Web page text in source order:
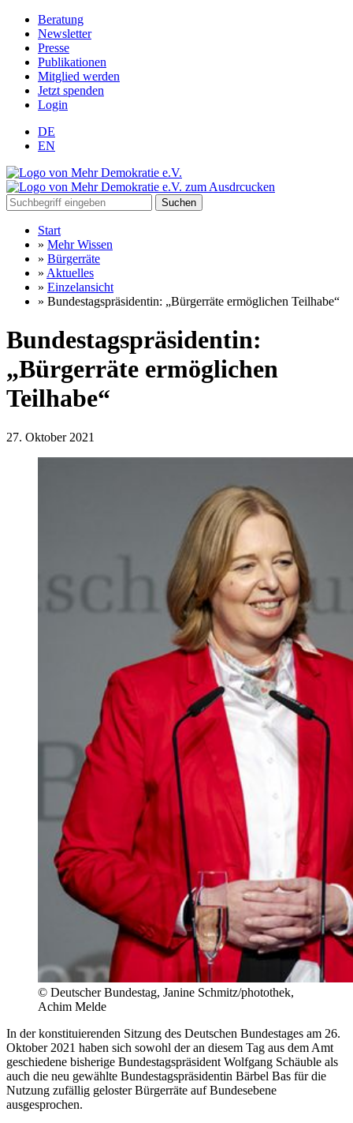
Beratung
Newsletter
Presse
Publikationen
Mitglied werden
Jetzt spenden
Login
DE
EN
Suchen
Start
» Mehr Wissen
» Bürgerräte
» Aktuelles
» Einzelansicht
» Bundestagspräsidentin: „Bürgerräte ermöglichen Teilhabe“
Bundestagspräsidentin:
„Bürgerräte ermöglichen
Teilhabe“
27. Oktober 2021
© Deutscher Bundestag, Janine Schmitz/photothek,
Achim Melde
In der konstituierenden Sitzung des Deutschen Bundestages am 26.
Oktober 2021 haben sich sowohl der an diesem Tag aus dem Amt
geschiedene bisherige Bundestagspräsident Wolfgang Schäuble als
auch die neu gewählte Bundestagspräsidentin Bärbel Bas für die
Nutzung zufällig geloster Bürgerräte auf Bundesebene
ausgesprochen.